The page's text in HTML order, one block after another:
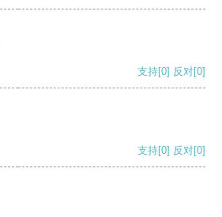
支持[0] 反对[0]
支持[0] 反对[0]